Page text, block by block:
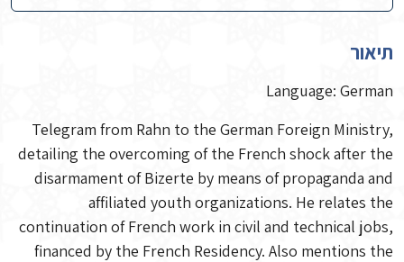
תיאור
Language: German
Telegram from Rahn to the German Foreign Ministry,
detailing the overcoming of the French shock after the
disarmament of Bizerte by means of propaganda and
affiliated youth organizations. He relates the
continuation of French work in civil and technical jobs,
financed by the French Residency. Also mentions the